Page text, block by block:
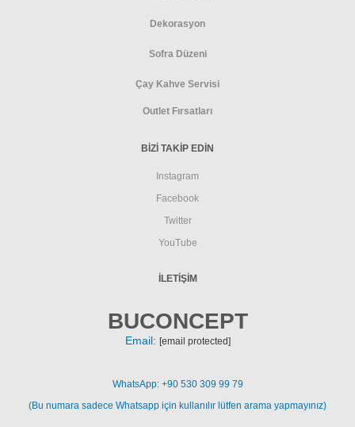
Dekorasyon
Sofra Düzeni
Çay Kahve Servisi
Outlet Fırsatları
BİZİ TAKİP EDİN
Instagram
Facebook
Twitter
YouTube
İLETIŞIM
BUCONCEPT
Email: [email protected]
WhatsApp: +90 530 309 99 79
(Bu numara sadece Whatsapp için kullanılır lütfen arama yapmayınız)